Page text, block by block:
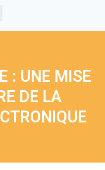
: UNE MISE
DE LA